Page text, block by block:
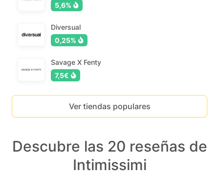
5,6%
Diversual
0,25%
Savage X Fenty
7,5€
Ver tiendas populares
Descubre las 20 reseñas de
Intimissimi